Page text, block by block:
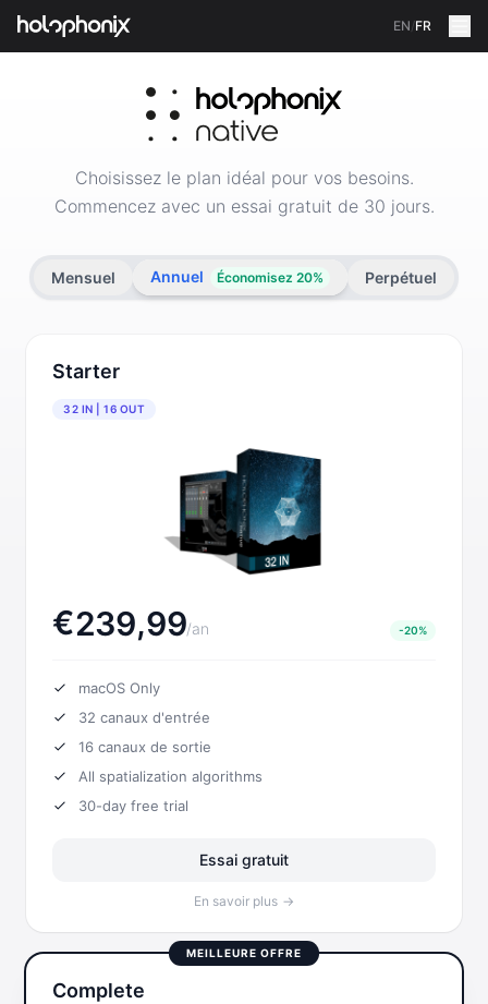
EN/FR
Boutique HOLOPHONIX — Logiciels et licences spatial
Choisissez le plan idéal pour vos besoins.
Commencez avec un essai gratuit de 30 jours.
Mensuel Annuel Économisez 20% Perpétuel
Starter
32 IN | 16 OUT
€239,99/an -20%
macOS Only
32 canaux d'entrée
16 canaux de sortie
All spatialization algorithms
30-day free trial
Essai gratuit
En savoir plus →
MEILLEURE OFFRE
Complete